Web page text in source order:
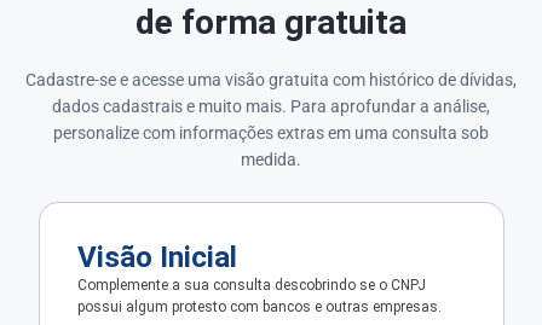
de forma gratuita
Cadastre-se e acesse uma visão gratuita com histórico de dívidas,
dados cadastrais e muito mais. Para aprofundar a análise,
personalize com informações extras em uma consulta sob
medida.
Visão Inicial
Complemente a sua consulta descobrindo se o CNPJ
possui algum protesto com bancos e outras empresas.